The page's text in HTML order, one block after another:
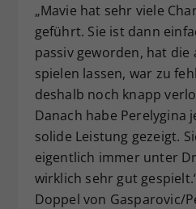
„Mavie hat sehr viele
geführt. Sie ist dann
passiv geworden, hat die
spielen lassen, war zu
deshalb noch knapp
Danach habe Perelygina
solide Leistung gezeigt.
eigentlich immer unter
wirklich sehr gut
Doppel von Gasparovic/